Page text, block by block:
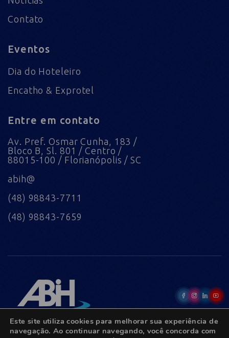
Contato
Eventos
Dia do Hoteleiro
Encatho & Exprotel
Entre em contato
Av. Pref. Osmar Cunha, 183 /
Bloco B, Sl. 801 / Centro /
88015-100 / Florianópolis / SC
abih@
(48) 98843-7711
(48) 98843-7659
Este site utiliza cookies para melhorar sua experiência de
navegação. Ao continuar navegando, você concorda com